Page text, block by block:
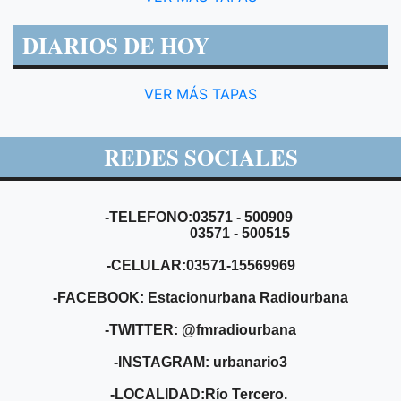
DIARIOS DE HOY
VER MÁS TAPAS
REDES SOCIALES
-TELEFONO:03571 - 500909
03571 - 500515
-CELULAR:03571-15569969
-FACEBOOK: Estacionurbana Radiourbana
-TWITTER: @fmradiourbana
-INSTAGRAM: urbanario3
-LOCALIDAD:Río Tercero.